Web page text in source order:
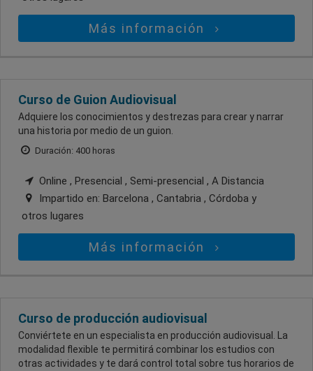
Más información
Curso de Guion Audiovisual
Adquiere los conocimientos y destrezas para crear y narrar
una historia por medio de un guion.
Duración: 400 horas
Online , Presencial , Semi-presencial , A Distancia
Impartido en: Barcelona , Cantabria , Córdoba y
otros lugares
Más información
Curso de producción audiovisual
Conviértete en un especialista en producción audiovisual. La
modalidad flexible te permitirá combinar los estudios con
otras actividades y te dará control total sobre tus horarios de